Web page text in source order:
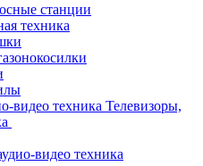
станции
техника
Телевизоры,
видео техника